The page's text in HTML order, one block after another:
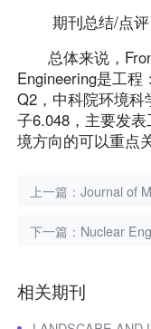
期刊总结/点评
总体来说，
Engineering是工
Q2，中科院环境科
子6.048，主要发
境方向的可以重点
上一篇：Journal of
下一篇： Nuclear
相关期刊